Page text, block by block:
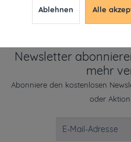
Newsletter
mehr
Abonniere den kostenlosen
oder
Ablehnen Alle